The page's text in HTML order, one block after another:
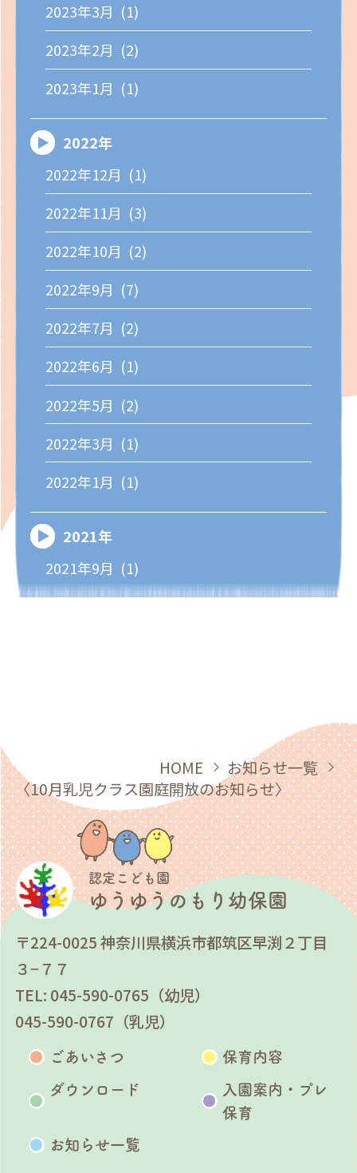
2023年3月 (1)
2023年2月 (2)
2023年1月 (1)
2022年
2022年12月 (1)
2022年11月 (3)
2022年10月 (2)
2022年9月 (7)
2022年7月 (2)
2022年6月 (1)
2022年5月 (2)
2022年3月 (1)
2022年1月 (1)
2021年
2021年9月 (1)
HOME
お知らせ一覧
〈10月乳児クラス園庭開放のお知らせ〉
認定こども園
ゆうゆうのもり幼保園
〒224-0025 神奈川県横浜市都筑区早渕２丁目
３−７７
TEL: 045-590-0765（幼児）
045-590-0767（乳児）
ごあいさつ 保育内容
ダウンロード
入園案内・プレ
保育
お知らせ一覧